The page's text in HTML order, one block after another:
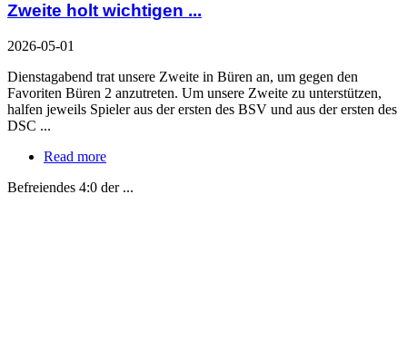
Zweite holt wichtigen ...
2026-05-01
Dienstagabend trat unsere Zweite in Büren an, um gegen den
Favoriten Büren 2 anzutreten. Um unsere Zweite zu unterstützen,
halfen jeweils Spieler aus der ersten des BSV und aus der ersten des
DSC ...
Read more
Befreiendes 4:0 der ...